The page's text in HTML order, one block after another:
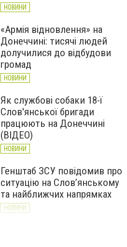
НОВИНИ
«Армія відновлення» на
Донеччині: тисячі людей
долучилися до відбудови
громад
НОВИНИ
Як службові собаки 18-ї
Слов'янської бригади
працюють на Донеччині
(ВІДЕО)
НОВИНИ
Генштаб ЗСУ повідомив про
ситуацію на Слов’янському
та найближчих напрямках
НОВИНИ